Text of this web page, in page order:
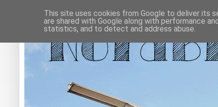
This site uses cookies from Google to deliver its
are shared with Google along with performance
statistics, and to detect and address abuse.